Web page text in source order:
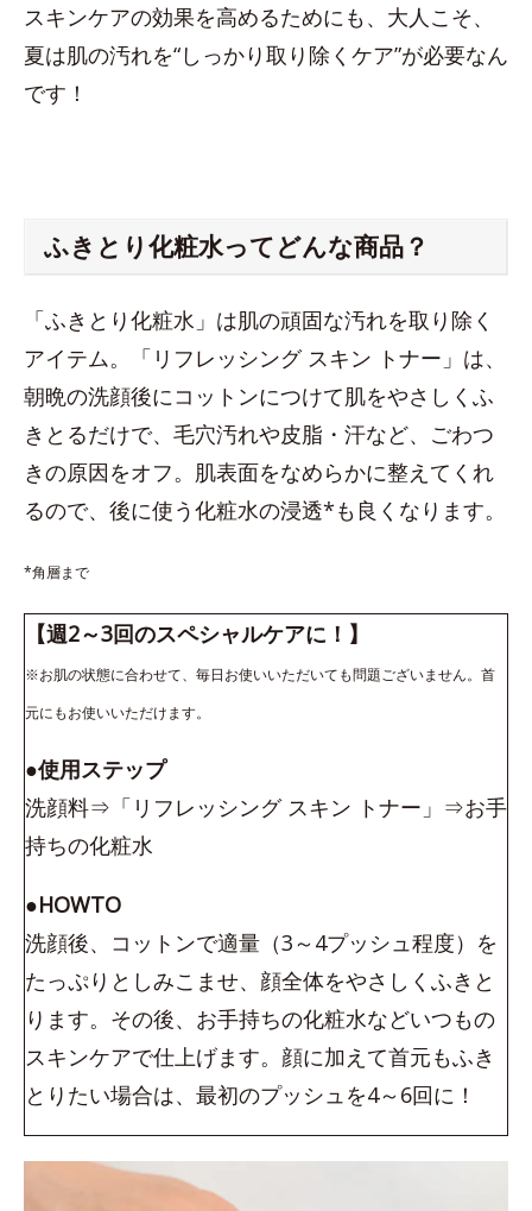
スキンケアの効果を高めるためにも、大人こそ、
夏は肌の汚れを“しっかり取り除くケア”が必要なん
です！
ふきとり化粧水ってどんな商品？
「ふきとり化粧水」は肌の頑固な汚れを取り除く
アイテム。「リフレッシング スキン トナー」は、
朝晩の洗顔後にコットンにつけて肌をやさしくふ
きとるだけで、毛穴汚れや皮脂・汗など、ごわつ
きの原因をオフ。肌表面をなめらかに整えてくれ
るので、後に使う化粧水の浸透*も良くなります。
*角層まで
【週2～3回のスペシャルケアに！】
※お肌の状態に合わせて、毎日お使いいただいても問題ございません。首
元にもお使いいただけます。
●使用ステップ
洗顔料⇒「リフレッシング スキン トナー」⇒お手
持ちの化粧水
●HOWTO
洗顔後、コットンで適量（3～4プッシュ程度）を
たっぷりとしみこませ、顔全体をやさしくふきと
ります。その後、お手持ちの化粧水などいつもの
スキンケアで仕上げます。顔に加えて首元もふき
とりたい場合は、最初のプッシュを4～6回に！